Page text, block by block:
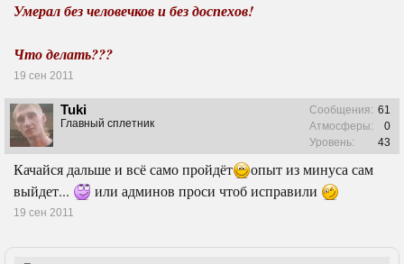
Умерал без человечков и без доспехов!
Что делать???
19 сен 2011
Tuki
Главный сплетник
Сообщения: 61
Атмосферы:
0
Уровень:
43
Качайся дальше и всё само пройдёт
опыт из минуса сам
выйдет...
или админов проси чтоб исправили
19 сен 2011